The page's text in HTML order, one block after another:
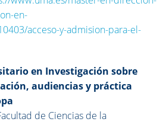
en-
acceso-y-admision-para-el-
en Investigación sobre
audiencias y práctica
de Ciencias de la